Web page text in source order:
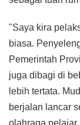
"Saya kira
biasa.
Pemerintah
juga dibagi di
lebih tertata.
berjalan lancar
olahraga pelajar